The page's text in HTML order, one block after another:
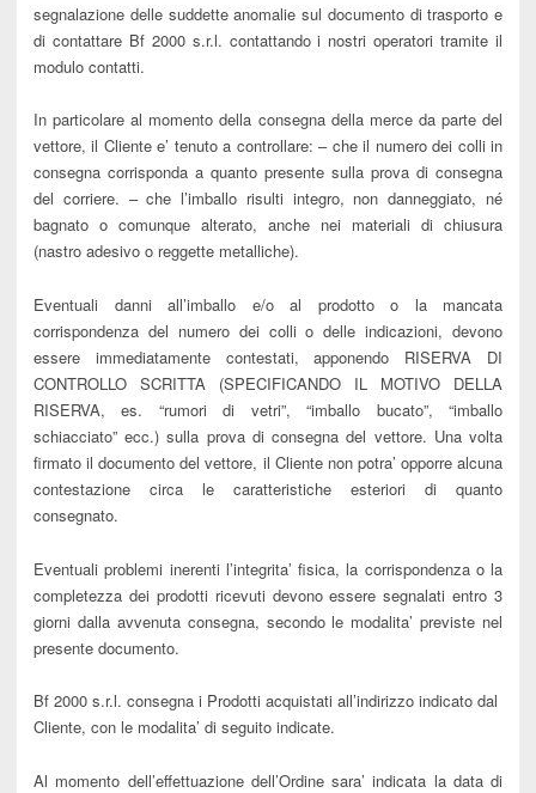
segnalazione delle suddette anomalie sul documento di trasporto e
di contattare Bf 2000 s.r.l. contattando i nostri operatori tramite il
modulo contatti.
In particolare al momento della consegna della merce da parte del
vettore, il Cliente e’ tenuto a controllare: – che il numero dei colli in
consegna corrisponda a quanto presente sulla prova di consegna
del corriere. – che l’imballo risulti integro, non danneggiato, né
bagnato o comunque alterato, anche nei materiali di chiusura
(nastro adesivo o reggette metalliche).
Eventuali danni all’imballo e/o al prodotto o la mancata
corrispondenza del numero dei colli o delle indicazioni, devono
essere immediatamente contestati, apponendo RISERVA DI
CONTROLLO SCRITTA (SPECIFICANDO IL MOTIVO DELLA
RISERVA, es. “rumori di vetri”, “imballo bucato”, “imballo
schiacciato” ecc.) sulla prova di consegna del vettore. Una volta
firmato il documento del vettore, il Cliente non potra’ opporre alcuna
contestazione circa le caratteristiche esteriori di quanto
consegnato.
Eventuali problemi inerenti l’integrita’ fisica, la corrispondenza o la
completezza dei prodotti ricevuti devono essere segnalati entro 3
giorni dalla avvenuta consegna, secondo le modalita’ previste nel
presente documento.
Bf 2000 s.r.l. consegna i Prodotti acquistati all’indirizzo indicato dal
Cliente, con le modalita’ di seguito indicate.
Al momento dell’effettuazione dell’Ordine sara’ indicata la data di